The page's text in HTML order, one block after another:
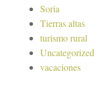
Soria
Tierras altas
turismo rural
Uncategorized
vacaciones